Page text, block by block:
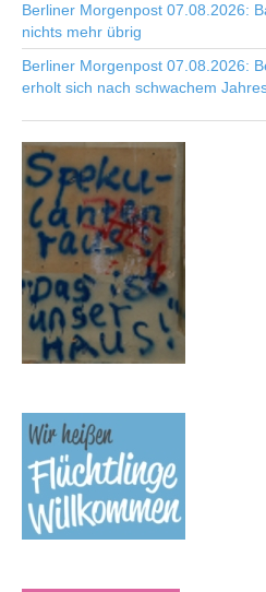
Berliner Morgenpost 07.08.2026:
nichts mehr übrig
Berliner Morgenpost 07.08.2026:
erholt sich nach schwachem